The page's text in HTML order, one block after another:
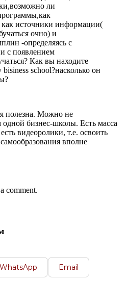
ли
источники информации(
очно) и
-определяясь с
с появлением
Как вы находите
school?насколько он
полезна. Можно не
одной бизнес-школы. Есть масса
видеоролики, т.е. освоить
вполне
comment.
WhatsApp Email